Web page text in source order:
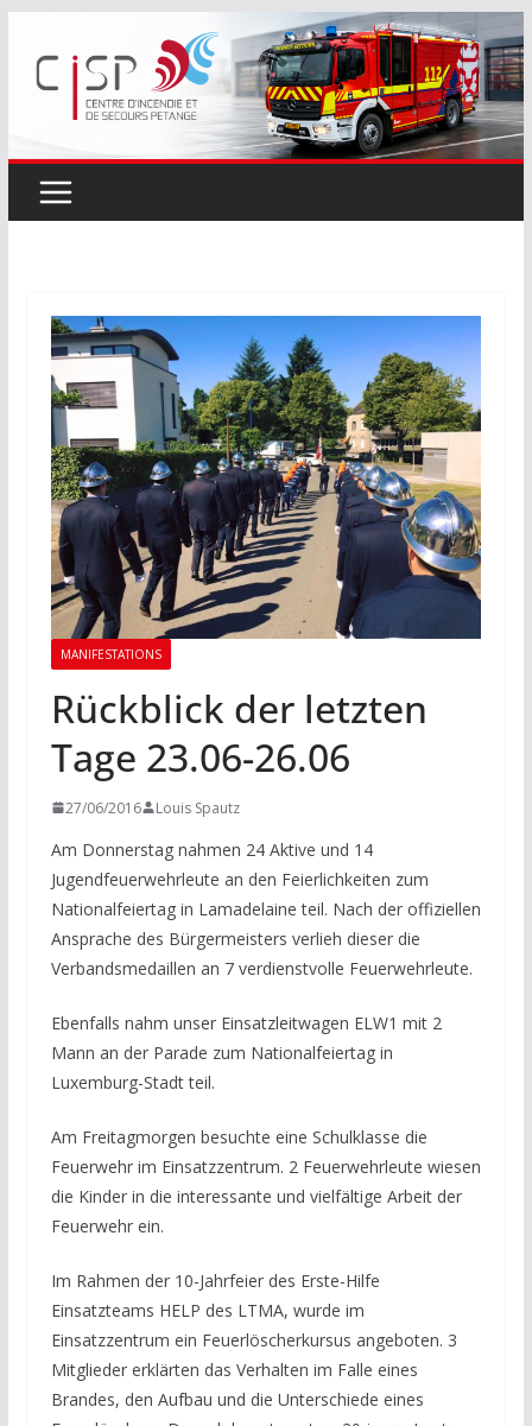
contenu
MANIFESTATIONS
Rückblick der letzten
Tage 23.06-26.06
27/06/2016 Louis Spautz
Am Donnerstag nahmen 24 Aktive und 14
Jugendfeuerwehrleute an den Feierlichkeiten zum
Nationalfeiertag in Lamadelaine teil. Nach der offiziellen
Ansprache des Bürgermeisters verlieh dieser die
Verbandsmedaillen an 7 verdienstvolle Feuerwehrleute.
Ebenfalls nahm unser Einsatzleitwagen ELW1 mit 2
Mann an der Parade zum Nationalfeiertag in
Luxemburg-Stadt teil.
Am Freitagmorgen besuchte eine Schulklasse die
Feuerwehr im Einsatzzentrum. 2 Feuerwehrleute wiesen
die Kinder in die interessante und vielfältige Arbeit der
Feuerwehr ein.
Im Rahmen der 10-Jahrfeier des Erste-Hilfe
Einsatzteams HELP des LTMA, wurde im
Einsatzzentrum ein Feuerlöscherkursus angeboten. 3
Mitglieder erklärten das Verhalten im Falle eines
Brandes, den Aufbau und die Unterschiede eines